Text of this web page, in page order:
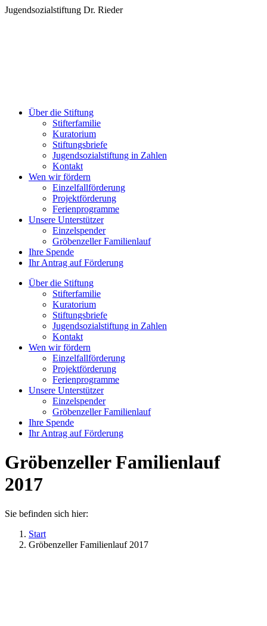
Zum
Jugendsozialstiftung Dr. Rieder
Über die Stiftung
Stifterfamilie
Kuratorium
Stiftungsbriefe
Jugendsozialstiftung in Zahlen
Kontakt
Wen wir fördern
Einzelfallförderung
Projektförderung
Ferienprogramme
Unsere Unterstützer
Einzelspender
Gröbenzeller Familienlauf
Ihre Spende
Ihr Antrag auf Förderung
Über die Stiftung
Stifterfamilie
Kuratorium
Stiftungsbriefe
Jugendsozialstiftung in Zahlen
Kontakt
Wen wir fördern
Einzelfallförderung
Projektförderung
Ferienprogramme
Unsere Unterstützer
Einzelspender
Gröbenzeller Familienlauf
Ihre Spende
Ihr Antrag auf Förderung
Gröbenzeller Familienlauf
2017
Sie befinden sich hier:
Start
Gröbenzeller Familienlauf 2017